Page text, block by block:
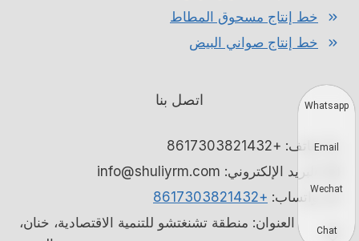
خط إنتاج مسحوق المطاط
خط إنتاج صواني البيض
اتصل بنا
هاتف: +8617303821432
البريد الإلكتروني: info@shuliyrm.com
واتساب: +8617303821432
العنوان: منطقة تشنغتشو للتنمية الاقتصادية، خنان،
Whatsapp
Email
Wechat
Chat